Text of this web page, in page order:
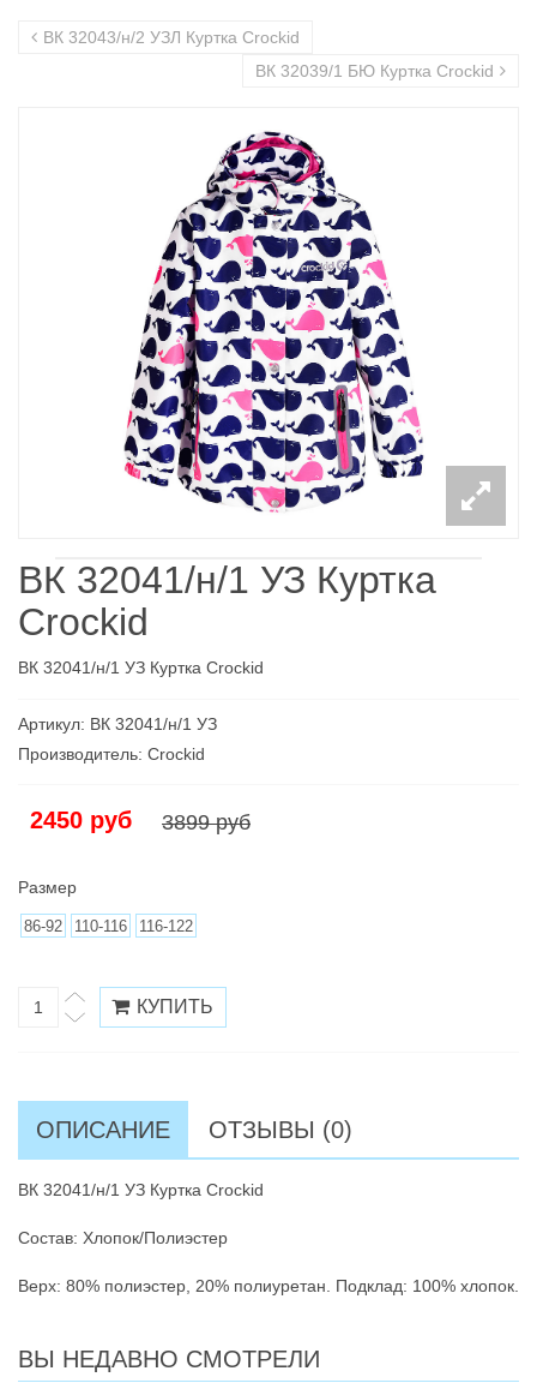
ВК 32043/н/2 УЗЛ Куртка Crockid
ВК 32039/1 БЮ Куртка Crockid
ВК 32041/н/1 УЗ Куртка
Crockid
ВК 32041/н/1 УЗ Куртка Crockid
Артикул: ВК 32041/н/1 УЗ
Производитель: Croсkid
3899 руб
2450 руб
Размер
86-92 110-116 116-122
ОПИСАНИЕ ОТЗЫВЫ (0)
ВК 32041/н/1 УЗ Куртка Crockid
Состав: Хлопок/Полиэстер
Верх: 80% полиэстер, 20% полиуретан. Подклад: 100% хлопок.
ВЫ НЕДАВНО СМОТРЕЛИ